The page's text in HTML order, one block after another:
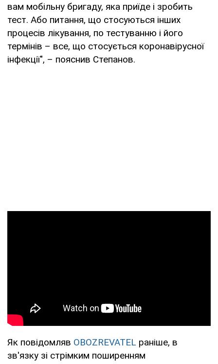
вам мобільну бригаду, яка приїде і зробить
тест. Або питання, що стосуються інших
процесів лікування, по тестуванню і його
термінів – все, що стосується коронавірусної
інфекції", – пояснив Степанов.
Як повідомляв OBOZREVATEL раніше, в
зв'язку зі стрімким поширенням